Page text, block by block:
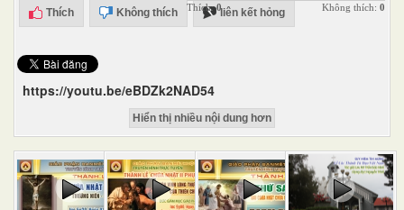
Thích Không thích liên kết hỏng
Thích:0 Không thích: 0
https://youtu.be/eBDZk2NAD54
Hiển thị nhiều nội dung hơn